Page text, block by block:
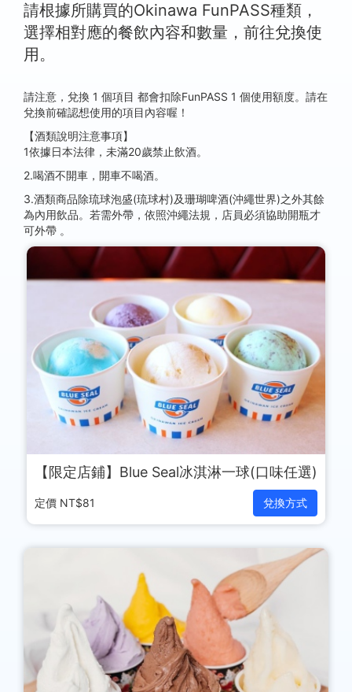
請根據所購買的Okinawa FunPASS種類，
選擇相對應的餐飲內容和數量，前往兌換使
用。
請注意，兌換 1 個項目 都會扣除FunPASS 1 個使用額度。請在
兌換前確認想使用的項目內容喔！
【酒類說明注意事項】
1依據日本法律，未滿20歲禁止飲酒。
2.喝酒不開車，開車不喝酒。
3.酒類商品除琉球泡盛(琉球村)及珊瑚啤酒(沖繩世界)之外其餘
為內用飲品。若需外帶，依照沖繩法規，店員必須協助開瓶才
可外帶 。
【限定店鋪】Blue Seal冰淇淋一球(口味任選)
定價 NT$81 兌換方式